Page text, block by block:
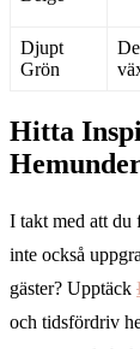
Djupt
Grön
Hitta
I takt med att du
inte också
gäster? Upptäck
och tidsfördriv